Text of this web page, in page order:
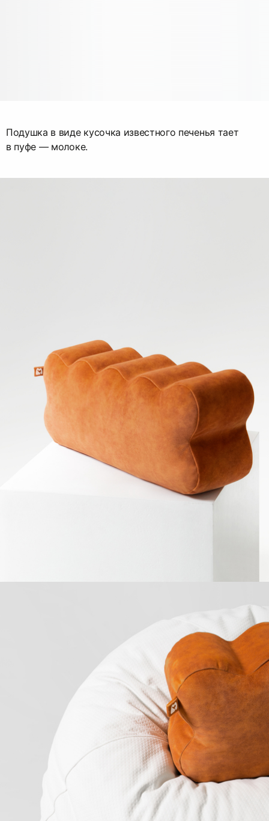
Подушка в виде кусочка известного печенья тает
в пуфе — молоке.